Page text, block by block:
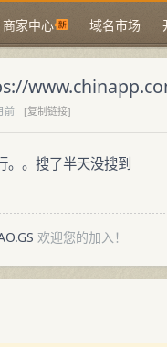
商家中心 域名市场
前
[复制链接]
。。搜了半天没搜到
欢迎您的加入！